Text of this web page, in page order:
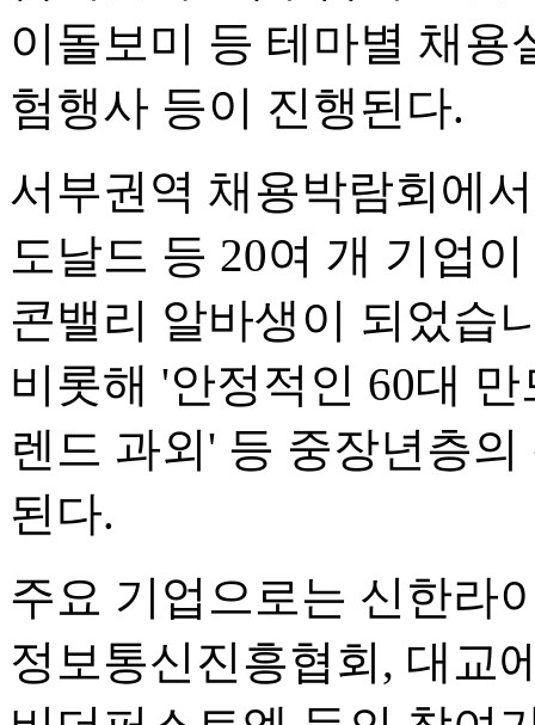
이돌보미 등 테마별 채용
험행사 등이 진행된다.
서부권역 채용박람회에
도날드 등 20여 개 기업
콘밸리 알바생이 되었습
비롯해 '안정적인 60대
렌드 과외' 등 중장년층
된다.
주요 기업으로는 신한라
정보통신진흥협회, 대교